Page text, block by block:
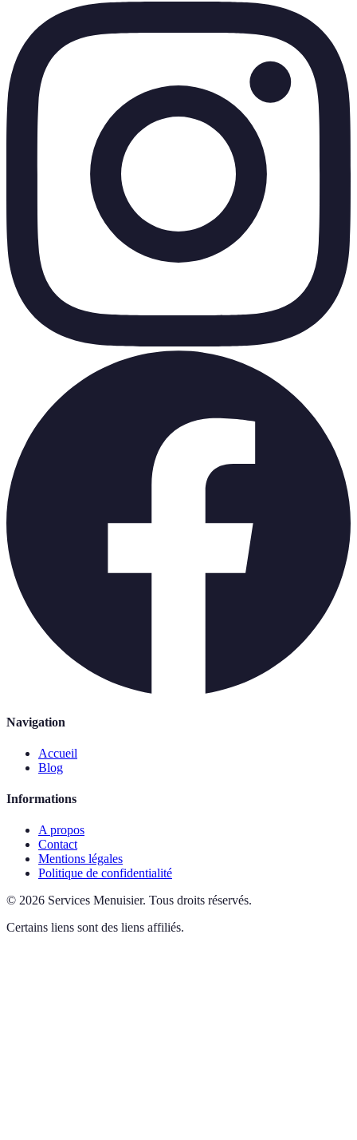
Navigation
Accueil
Blog
Informations
A propos
Contact
Mentions légales
Politique de confidentialité
© 2026 Services Menuisier. Tous droits réservés.
Certains liens sont des liens affiliés.